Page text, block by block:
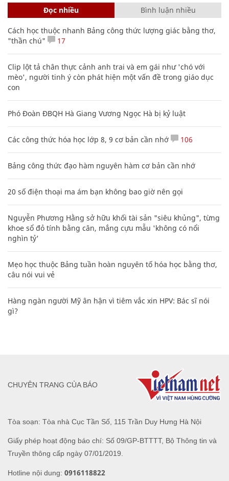
Đọc nhiều Bình luận nhiều
Cách học thuộc nhanh Bảng công thức lượng giác bằng thơ,
"thần chú"
17
Clip lột tả chân thực cảnh anh trai và em gái như 'chó với
mèo', người tinh ý còn phát hiện một vấn đề trong giáo dục
con
Phó Đoàn ĐBQH Hà Giang Vương Ngọc Hà bị kỷ luật
Các công thức hóa học lớp 8, 9 cơ bản cần nhớ 106
Bảng công thức đạo hàm nguyên hàm cơ bản cần nhớ
20 số điện thoại ma ám bạn không bao giờ nên gọi
Nguyễn Phương Hằng sở hữu khối tài sản "siêu khủng", từng
khoe sổ đỏ tính bằng cân, mắng cựu mẫu 'không có nổi
nghìn tỷ'
Mẹo học thuộc Bảng tuần hoàn nguyên tố hóa học bằng thơ,
câu nói vui vẻ
Hàng ngàn người Mỹ ân hận vì tiêm vắc xin HPV: Bác sĩ nói
gì?
Tòa soạn: Tòa nhà Cục Tần Số, 115 Trần Duy Hưng Hà Nội
Giấy phép hoạt động báo chí: Số 09/GP-BTTTT, Bộ Thông tin và
Truyền thông cấp ngày 07/01/2019.
Hotline nội dung: 0916118822
CHUYÊN TRANG CỦA BÁO